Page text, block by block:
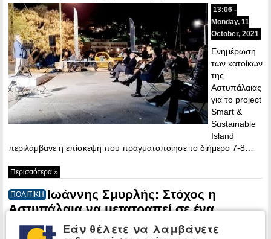
13:06 -
Monday, 11
October, 2021
Ενημέρωση
των κατοίκων
της
Αστυπάλαιας
για το project
Smart &
Sustainable
Island
περιλάμβανε η επίσκεψη που πραγματοποίησε το διήμερο 7-8…
Περισσότερα »
ΠΟΛΙΤΙΚΗ Ιωάννης Σμυρλής: Στόχος η
Αστυπάλαια να μετατραπεί σε ένα
ενεργειακά «έξυπνο» και «πράσινο» νησί
Εάν θέλετε να λαμβάνετε